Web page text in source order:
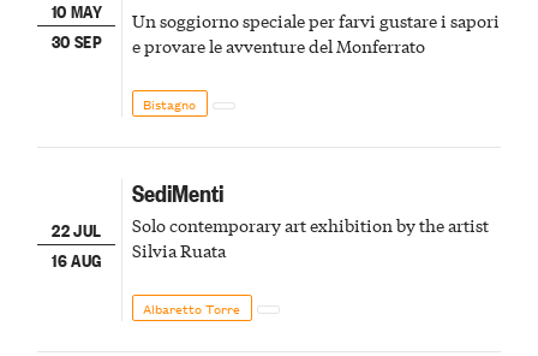
10 MAY
30 SEP
Un soggiorno speciale per farvi gustare i sapori
e provare le avventure del Monferrato
Bistagno
22 JUL
16 AUG
SediMenti
Solo contemporary art exhibition by the artist
Silvia Ruata
Albaretto Torre